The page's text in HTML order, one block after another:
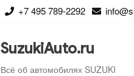
+7 495 789-2292
SuzukiAuto.ru
Всё об автомобилях SUZUKI